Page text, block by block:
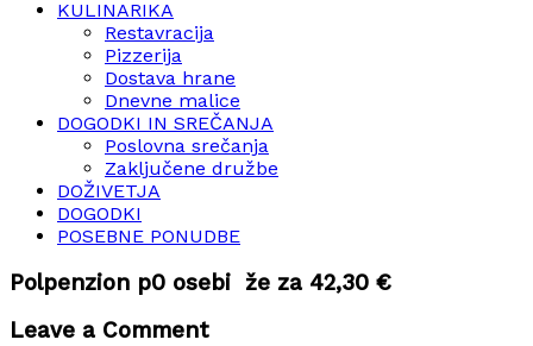
KULINARIKA
Restavracija
Pizzerija
Dostava hrane
Dnevne malice
DOGODKI IN SREČANJA
Poslovna srečanja
Zaključene družbe
DOŽIVETJA
DOGODKI
POSEBNE PONUDBE
Polpenzion p0 osebi že za 42,30 €
Leave a Comment